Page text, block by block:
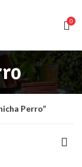
0
Perro”